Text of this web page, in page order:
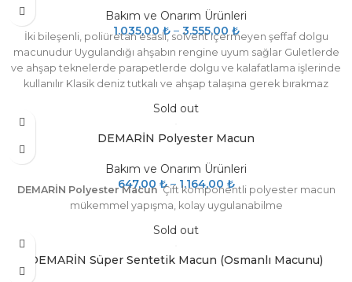
direnciniarttırmak için, yalıtım ve koruma amaçlı birçok
uygulamada büyük mutfaklar ve entegre yiyecek içecek imalat
tesislerinde,fabrikalarda, atölyelerde mukavemetin arttırılmasında
güven ile kullanılır. 5°C ile 30°C arasındaki sıcaklıklarda
uygulanmalıdır. Açılmamış ambalajında ama malzeme2 yıl,
sertleştirici 1 yıl dayanımı vardır.
Bakım ve Onarım Ürünleri
1.035,00 ₺ – 3.555,00 ₺
İki bileşenli, poliüretan esaslı, solvent içermeyen şeffaf dolgu
macunudur Uygulandığı ahşabın rengine uyum sağlar Guletlerde
ve ahşap teknelerde parapetlerde dolgu ve kalafatlama işlerinde
kullanılır Klasik deniz tutkalı ve ahşap talaşına gerek bırakmaz
Sold out
DEMARİN Polyester Macun
Bakım ve Onarım Ürünleri
647,00 ₺ – 1.164,00 ₺
DEMARİN Polyester Macun Çift komponentli polyester macun
mükemmel yapışma, kolay uygulanabilme
Sold out
DEMARİN Süper Sentetik Macun (Osmanlı Macunu)